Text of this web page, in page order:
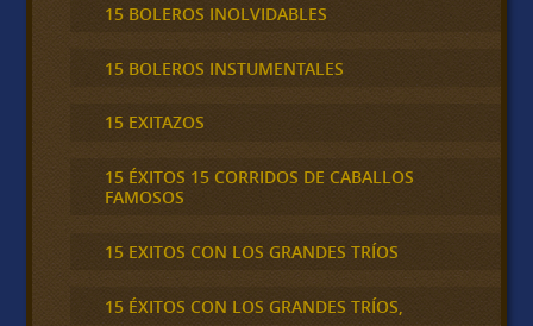
15 BOLEROS INOLVIDABLES
15 BOLEROS INSTUMENTALES
15 EXITAZOS
15 ÉXITOS 15 CORRIDOS DE CABALLOS
FAMOSOS
15 EXITOS CON LOS GRANDES TRÍOS
15 ÉXITOS CON LOS GRANDES TRÍOS,